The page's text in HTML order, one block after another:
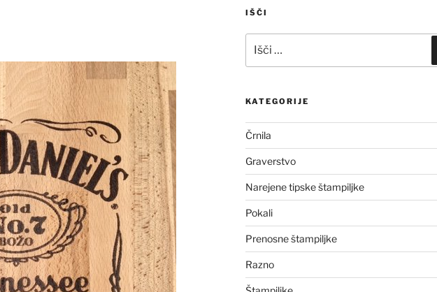
IŠČI
KATEGORIJE
Črnila
Graverstvo
Narejene tipske štampiljke
Pokali
Prenosne štampiljke
Razno